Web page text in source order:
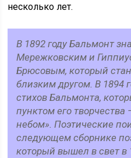
несколько лет.
В 1892 году Бальмонт
Мережковским и
Брюсовым, который
близким другом. В 1894
стихов Бальмонта,
пунктом его
небом». Поэтические
следующем сборнике
который вышел в свет в